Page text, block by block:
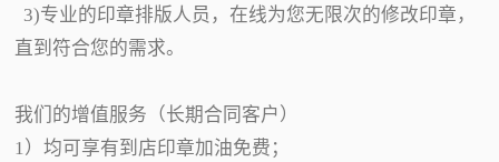
3)专业的印章排版人员，在线为您无限次的修改印章，
直到符合您的需求。
我们的增值服务（长期合同客户）
1）均可享有到店印章加油免费；